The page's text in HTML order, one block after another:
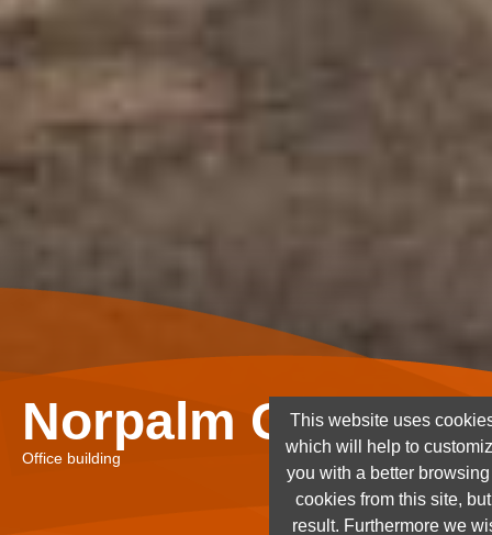
Norpalm Ghana
Office building
This website uses
which will help to
you with a better
cookies from this site,
result. Furthermore we